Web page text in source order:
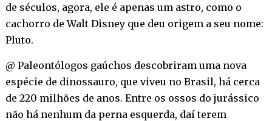
de séculos, agora, ele é apenas um astro, como o
cachorro de Walt Disney que deu origem a seu nome:
Pluto.
@ Paleontólogos gaúchos descobriram uma nova
espécie de dinossauro, que viveu no Brasil, há cerca
de 220 milhões de anos. Entre os ossos do jurássico
não há nenhum da perna esquerda, daí terem